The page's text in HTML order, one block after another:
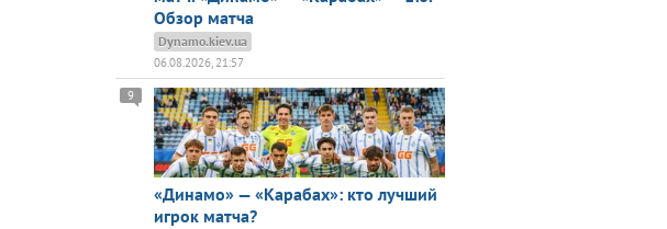
Обзор матча
Dynamo.kiev.ua
06.08.2026, 21:57
«Динамо» — «Карабах»: кто лучший
игрок матча?
9